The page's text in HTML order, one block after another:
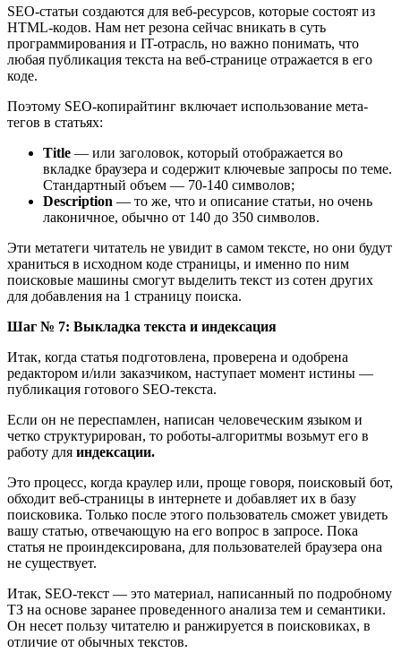
SEO-статьи создаются для веб-ресурсов, которые состоят из
HTML-кодов. Нам нет резона сейчас вникать в суть
программирования и IT-отрасль, но важно понимать, что
любая публикация текста на веб-странице отражается в его
коде.
Поэтому SEO-копирайтинг включает использование мета-
тегов в статьях:
Title ― или заголовок, который отображается во
вкладке браузера и содержит ключевые запросы по теме.
Стандартный объем ― 70-140 символов;
Description ― то же, что и описание статьи, но очень
лаконичное, обычно от 140 до 350 символов.
Эти метатеги читатель не увидит в самом тексте, но они будут
храниться в исходном коде страницы, и именно по ним
поисковые машины смогут выделить текст из сотен других
для добавления на 1 страницу поиска.
Шаг № 7: Выкладка текста и индексация
Итак, когда статья подготовлена, проверена и одобрена
редактором и/или заказчиком, наступает момент истины ―
публикация готового SEO-текста.
Если он не переспамлен, написан человеческим языком и
четко структурирован, то роботы-алгоритмы возьмут его в
работу для индексации.
Это процесс, когда краулер или, проще говоря, поисковый бот,
обходит веб-страницы в интернете и добавляет их в базу
поисковика. Только после этого пользователь сможет увидеть
вашу статью, отвечающую на его вопрос в запросе. Пока
статья не проиндексирована, для пользователей браузера она
не существует.
Итак, SEO-текст ― это материал, написанный по подробному
ТЗ на основе заранее проведенного анализа тем и семантики.
Он несет пользу читателю и ранжируется в поисковиках, в
отличие от обычных текстов.